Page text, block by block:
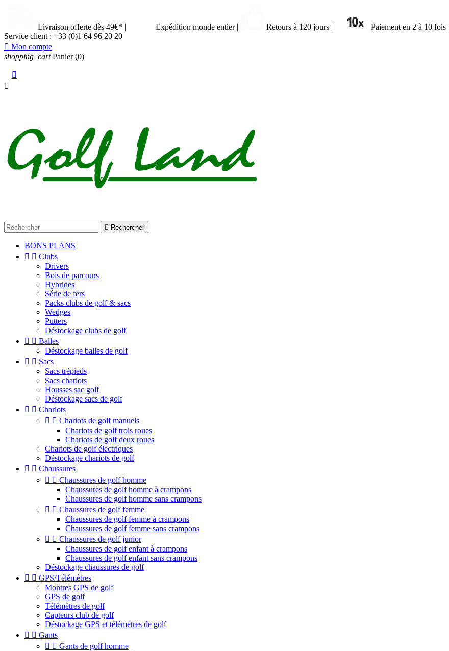
Livraison offerte dès 49€* | Expédition monde entier | Retours à 120 jours |
Paiement en 2 à 10 fois
Service client : +33 (0)1 64 96 20 20
 Mon compte
shopping_cart Panier (0)


 Rechercher
BONS PLANS
  Clubs
Drivers
Bois de parcours
Hybrides
Série de fers
Packs clubs de golf & sacs
Wedges
Putters
Déstockage clubs de golf
  Balles
Déstockage balles de golf
  Sacs
Sacs trépieds
Sacs chariots
Housses sac golf
Déstockage sacs de golf
  Chariots
  Chariots de golf manuels
Chariots de golf trois roues
Chariots de golf deux roues
Chariots de golf électriques
Déstockage chariots de golf
  Chaussures
  Chaussures de golf homme
Chaussures de golf homme à crampons
Chaussures de golf homme sans crampons
  Chaussures de golf femme
Chaussures de golf femme à crampons
Chaussures de golf femme sans crampons
  Chaussures de golf junior
Chaussures de golf enfant à crampons
Chaussures de golf enfant sans crampons
Déstockage chaussures de golf
  GPS/Télémètres
Montres GPS de golf
GPS de golf
Télémètres de golf
Capteurs club de golf
Déstockage GPS et télémètres de golf
  Gants
  Gants de golf homme